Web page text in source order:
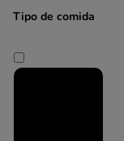
Sensitive
Tipo de comida